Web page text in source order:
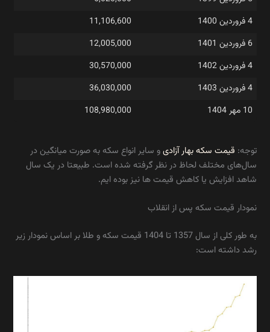
4 فروردین 1400
11,106,600
6 فروردین 1401
12,005,000
4 فروردین 1402
30,570,000
4 فروردین 1403
36,030,000
10 مهر 1404
108,980,000
توجه: قیمت سکه بهار آزادیو سایر انواع سکه به صورت میانگین در
سال‌های مختلف لحاظ در نظر گرفته شده است. طبیعتا در یک سال
شاهد افزایش یا کاهش قیمت ها نیز بوده ایم.
نمودار قیمت سکه پس از انقلاب
به طور کلی از سال 1357 تا 1404 قیمت سکه و طلا بر اساس نمودار زیر
رشد داشته است: